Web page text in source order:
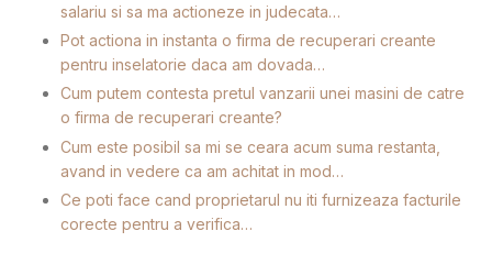
salariu si sa ma actioneze in judecata…
Pot actiona in instanta o firma de recuperari creante
pentru inselatorie daca am dovada…
Cum putem contesta pretul vanzarii unei masini de catre
o firma de recuperari creante?
Cum este posibil sa mi se ceara acum suma restanta,
avand in vedere ca am achitat in mod…
Ce poti face cand proprietarul nu iti furnizeaza facturile
corecte pentru a verifica…